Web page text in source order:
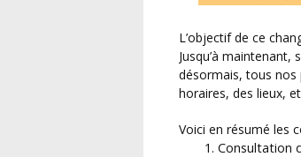
L’objectif de ce changement majeur est la numérisation de toutes nos formules plateaux.
Jusqu’à
désormais, tous nos
horaires, des lieux,
Voici en résumé les
Consultation